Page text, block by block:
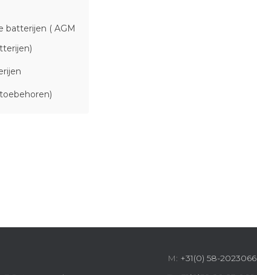
batterijen ( AGM
M: +31(0) 58-2023066